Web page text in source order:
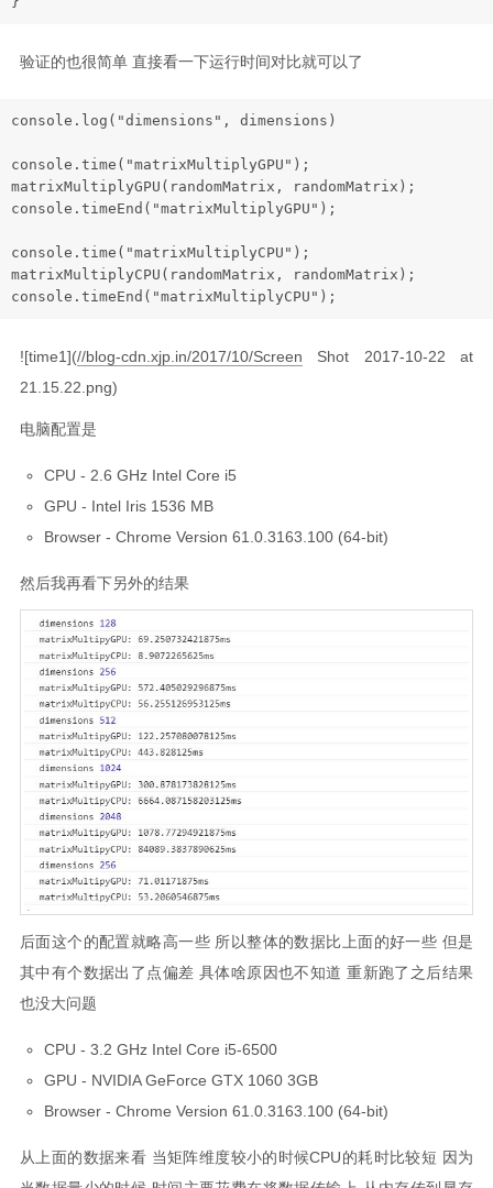
验证的也很简单 直接看一下运行时间对比就可以了
console . log ( "dimensions" , dimensions)
console . time ( "matrixMultiplyGPU"
matrixMultiplyGPU
console . timeEnd ( "matrixMultiplyGPU" );
console . time ( "matrixMultiplyCPU"
matrixMultiplyCPU
console . timeEnd ( "matrixMultiplyCPU"
![time1](//blog-cdn.xjp.in/2017/10/Screen Shot 2017-10-22 at
21.15.22.png)
电脑配置是
CPU - 2.6 GHz Intel Core i5
GPU - Intel Iris 1536 MB
Browser - Chrome Version 61.0.3163.100 (64-bit)
然后我再看下另外的结果
后面这个的配置就略高一些 所以整体的数据比上面的好一些 但是
其中有个数据出了点偏差 具体啥原因也不知道 重新跑了之后结果
也没大问题
CPU - 3.2 GHz Intel Core i5-6500
GPU - NVIDIA GeForce GTX 1060 3GB
Browser - Chrome Version 61.0.3163.100 (64-bit)
从上面的数据来看 当矩阵维度较小的时候CPU的耗时比较短 因为